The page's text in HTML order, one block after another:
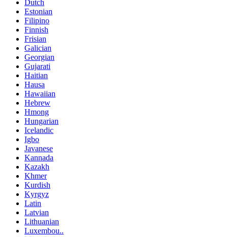
Dutch
Estonian
Filipino
Finnish
Frisian
Galician
Georgian
Gujarati
Haitian
Hausa
Hawaiian
Hebrew
Hmong
Hungarian
Icelandic
Igbo
Javanese
Kannada
Kazakh
Khmer
Kurdish
Kyrgyz
Latin
Latvian
Lithuanian
Luxembou..